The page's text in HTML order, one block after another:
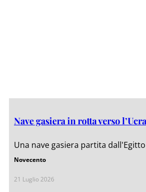
Nave gasiera in rotta verso
Una nave gasiera partita
Novecento
21 Luglio 2026